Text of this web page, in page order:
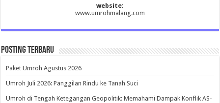
website:
www.umrohmalang.com
Posting Terbaru
Paket Umroh Agustus 2026
Umroh Juli 2026: Panggilan Rindu ke Tanah Suci
Umroh di Tengah Ketegangan Geopolitik: Memahami Dampak Konflik AS-